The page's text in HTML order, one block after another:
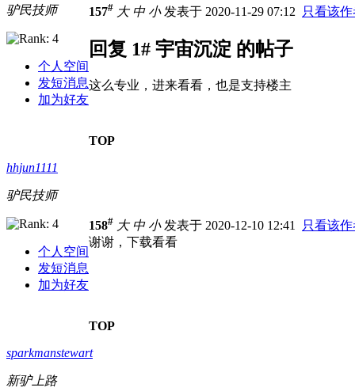
驴民技师
个人空间
发短消息
加为好友
157# 大 中 小发表于 2020-11-29 07:12 只看该
回复 1# 宇宙沉淀 的帖子
这么专业，进来看看，也是支持楼主
TOP
hhjun1111
驴民技师
个人空间
发短消息
加为好友
158# 大 中 小发表于 2020-12-10 12:41
只看该
谢谢，下载看看
TOP
sparkmanstewart
新驴上路